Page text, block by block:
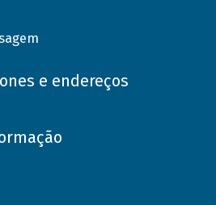
e endereços